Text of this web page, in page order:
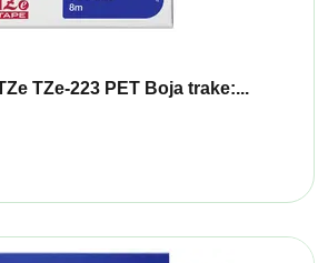
TZe-223 PET Boja trake:...